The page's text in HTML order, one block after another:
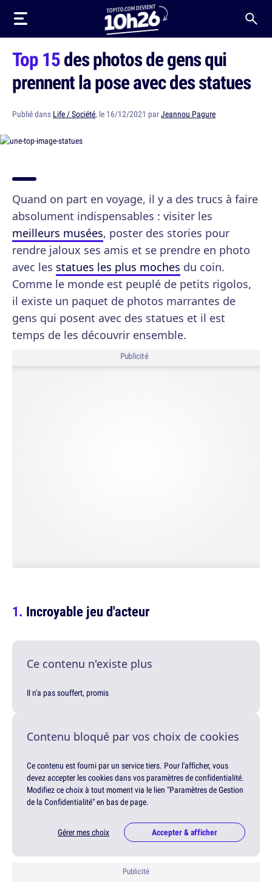
Top 15des photos de gens qui
prennent la pose avec des statues
Publié dans Life / Société, le 16/12/2021 parJeannou Pagure
Quand on part en voyage, il y a des trucs à faire
absolument indispensables : visiter les
meilleurs musées, poster des stories pour
rendre jaloux ses amis et se prendre en photo
avec les statues les plus moches du coin.
Comme le monde est peuplé de petits rigolos,
il existe un paquet de photos marrantes de
gens qui posent avec des statues et il est
temps de les découvrir ensemble.
Publicité
Incroyable jeu d'acteur
Ce contenu n'existe plus
Il n'a pas souffert, promis
Contenu bloqué par vos choix de cookies
Ce contenu est fourni par un service tiers. Pour l'afficher, vous
devez accepter les cookies dans vos paramètres de confidentialité.
Modifiez ce choix à tout moment via le lien "Paramètres de Gestion
de la Confidentialité" en bas de page.
Gérer mes choix Accepter & afficher
Publicité